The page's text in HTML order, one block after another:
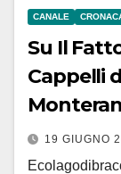
CANALE
Su Il
Cappelli
19 GIUGNO